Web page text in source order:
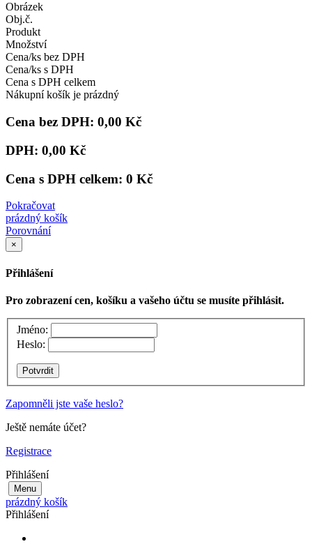
Obrázek
Obj.č.
Produkt
Množství
Cena/ks bez DPH
Cena/ks s DPH
Cena s DPH celkem
Nákupní košík je prázdný
Cena bez DPH: 0,00 Kč
DPH: 0,00 Kč
Cena s DPH celkem: 0 Kč
Pokračovat
prázdný košík
Porovnání
×
Přihlášení
Pro zobrazení cen, košíku a vašeho účtu se musíte přihlásit.
Jméno:
Heslo:
Zapomněli jste vaše heslo?
Ještě nemáte účet?
Registrace
Přihlášení
Menu
prázdný košík
Přihlášení